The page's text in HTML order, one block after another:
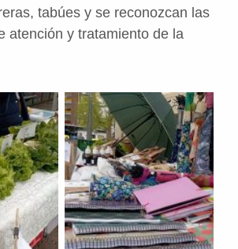
tabúes y se reconozcan las
atención y tratamiento de la